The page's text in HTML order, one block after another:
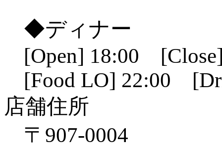
◆ディナー
[Open] 18:00
[Food LO] 22:00
店舗住所
〒907-0004